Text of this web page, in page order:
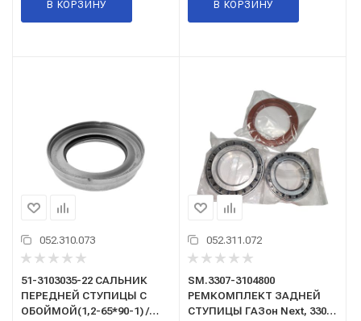
В КОРЗИНУ В КОРЗИНУ
052.310.073
51-3103035-22 САЛЬНИК
ПЕРЕДНЕЙ СТУПИЦЫ С
ОБОЙМОЙ(1,2-65*90-1) /
052.311.072
SM.3307-3104800
РЕМКОМПЛЕКТ ЗАДНЕЙ
СТУПИЦЫ ГАЗон Next, 3307,